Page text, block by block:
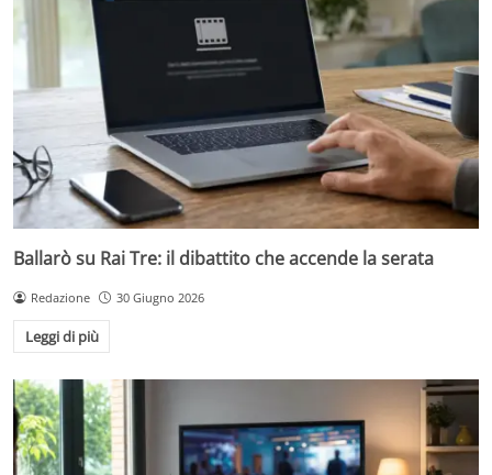
Ballarò su Rai Tre: il dibattito che accende la serata
Redazione 30 Giugno 2026
Leggi di più